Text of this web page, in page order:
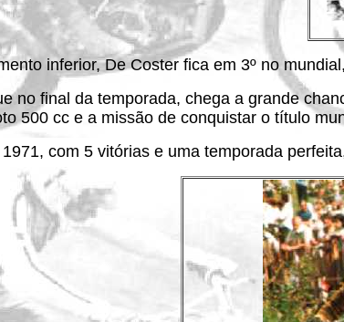
inferior, De Coster fica em 3º no
no final da temporada, chega a grande
500 cc e a missão de conquistar o título
com 5 vitórias e uma temporada